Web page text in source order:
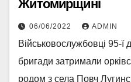
Житомирщині
06/06/2022 ADMIN
Військовослужбовці 95-ї
бригади затримали
родом з села Повч